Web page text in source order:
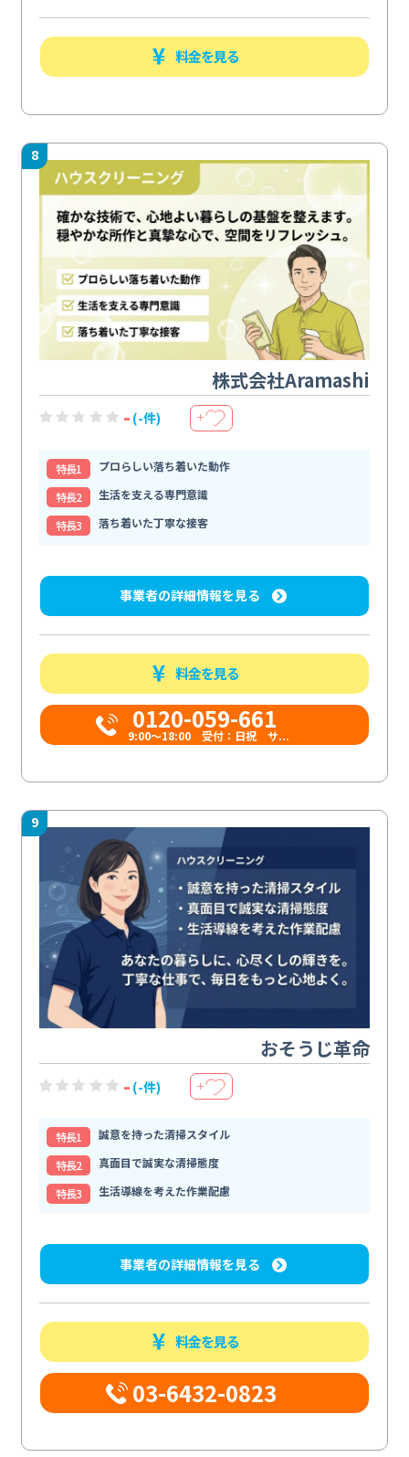
料金を見る
8
株式会社Aramashi
- (-件) ＋
特⻑1
プロらしい落ち着いた動作
特⻑2
生活を支える専門意識
特⻑3
落ち着いた丁寧な接客
事業者の詳細情報を見る
料金を見る
0120-059-661
9:00〜18:00 受付：日祝 サ...
9
おそうじ革命
- (-件) ＋
特⻑1
誠意を持った清掃スタイル
特⻑2
真面目で誠実な清掃態度
特⻑3
生活導線を考えた作業配慮
事業者の詳細情報を見る
料金を見る
03-6432-0823